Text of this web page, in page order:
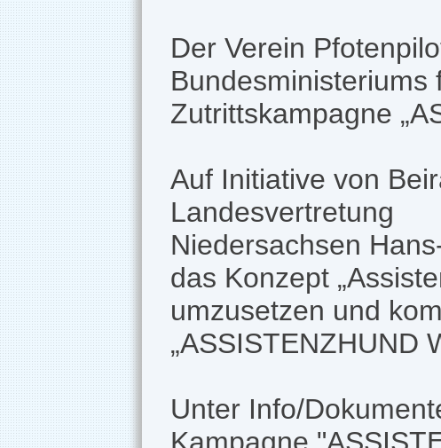
Der Verein
Bundesministeriums
Zutrittskampagne
Auf Initiative von
Landesvertretung
Niedersachsen
das Konzept
umzusetzen und
„ASSISTENZHUND
Unter Info/